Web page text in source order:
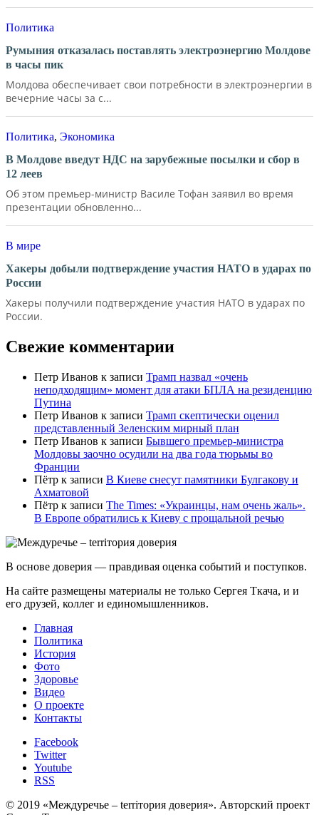
Политика
Румыния отказалась поставлять электроэнергию Молдове
в часы пик
Молдова обеспечивает свои потребности в электроэнергии в
вечерние часы за с...
Политика, Экономика
В Молдове введут НДС на зарубежные посылки и сбор в
12 леев
Об этом премьер-министр Василе Тофан заявил во время
презентации обновленно...
В мире
Хакеры добыли подтверждение участия НАТО в ударах по
России
Хакеры получили подтверждение участия НАТО в ударах по
России.
Свежие комментарии
Петр Иванов к записи Трамп назвал «очень
неподходящим» момент для атаки БПЛА на резиденцию
Путина
Петр Иванов к записи Трамп скептически оценил
представленный Зеленским мирный план
Петр Иванов к записи Бывшего премьер-министра
Молдовы заочно осудили на два года тюрьмы во
Франции
Пётр к записи В Киеве снесут памятники Булгакову и
Ахматовой
Пётр к записи Тhe Times: «Украинцы, нам очень жаль».
В Европе обратились к Киеву с прощальной речью
В основе доверия — правдивая оценка событий и поступков.
На сайте размещены материалы не только Сергея Ткача, и и
его друзей, коллег и единомышленников.
Главная
Политика
История
Фото
Здоровье
Видео
О проекте
Контакты
Facebook
Twitter
Youtube
RSS
© 2019 «Междуречье – terriтория доверия». Авторский проект